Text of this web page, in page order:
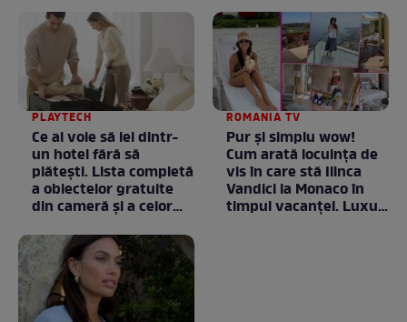
PLAYTECH
Ce ai voie să iei dintr-
un hotel fără să
plătești. Lista completă
a obiectelor gratuite
din cameră și a celor
proprietatea unității
ROMANIA TV
Pur și simplu wow!
Cum arată locuința de
vis în care stă Ilinca
Vandici la Monaco în
timpul vacanței. Luxul